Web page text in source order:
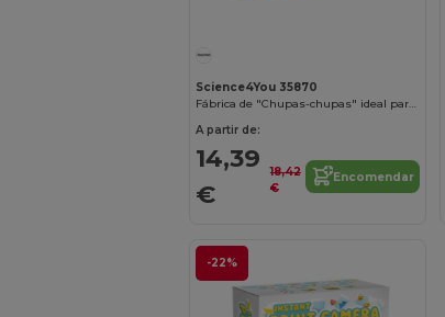
Science4You 35870
Fábrica de "Chupas-chupas" ideal para crianças
A partir de:
14,39
€
18,42
€
Encomendar
-22%